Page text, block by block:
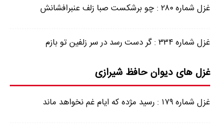
غزل شماره ۲۸۰ : چو برشکست صبا زلف عنبرافشانش
غزل شماره ۳۳۴ : گر دست رسد در سر زلفین تو بازم
غزل های دیوان حافظ شیرازی
غزل شماره ۱۷۹ : رسید مژده که ایام غم نخواهد ماند